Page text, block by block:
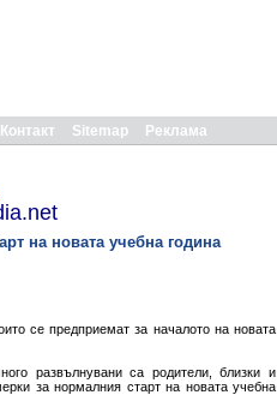
Контакт Sitemap Реклама
на новата учебна година
се предприемат за началото на новата
развълнувани са родители, близки и
за нормалния старт на новата учебна